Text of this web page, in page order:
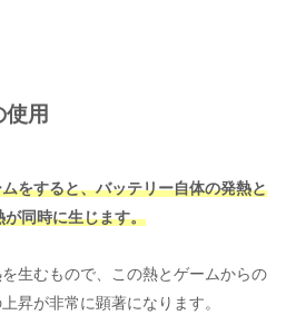
用
をすると、バッテリー自体の発熱と
が同時に生じます。
生むもので、この熱とゲームからの
昇が非常に顕著になります。